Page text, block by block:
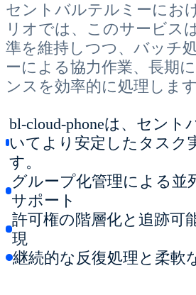
セントバルテルミーにお
リオでは、このサービス
準を維持しつつ、バッチ
ーによる協力作業、長期
ンスを効率的に処理します
bl-cloud-phoneは、セント
いてより安定したタスク
す。
グループ化管理による並
サポート
許可権の階層化と追跡可
現
継続的な反復処理と柔軟